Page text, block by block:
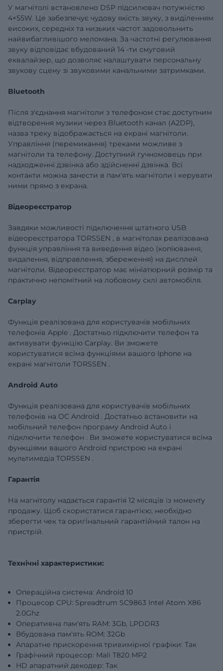
У магнітолі встановлено DSP підсилювач потужністю
4×55W. Це забезпечує чудову якість звуку, з виділенням
високих, середніх та низьких частот задовольнить
найвибагливішого меломана. За частотні регулювання
звуку відповідає вбудований 14 -ти смуговий
еквалайзер, що дозволяє налаштувати персональну
звукову сцену зі звуковими канальними затримками.
Bluetooth
Після з'єднання магнітоли з телефоном стає доступним
відтворення музики через Bluetooth канал (A2DP),
назва треку відображається на екрані магнітоли.
Управління (перемикання) треками можливе з
магнітоли та телефону. Доступний гучномовець при
надходженні дзвінка або здійсненні дзвінка. Всі
контакти можна занести в пам'ять магнітоли і керувати
ними прямо з екрана.
Відеореєстратор
Завдяки можливості підключення штатного USB
відеореєстратора TORSSEN , в магнітолах реалізована
функція управління та виведення відео (копіювання,
видалення, відправлення, збереження) на дисплей
магнітоли. Відеореєстратор має мініатюрний розмір та
практично непомітний на лобовому склі автомобіля.
Carplay
Функція реалізована для користувачів мобільних
телефонів Apple . Достатньо підключити телефон та
активувати функцію Carplay. Ви зможете
користуватися всіма функціями вашого Iphone на
екрані магнітоли TORSSEN .
Android Auto
Функція реалізована для користувачів мобільних
телефонів на ОС Android . Достатньо встановити на
мобільний телефон програму Android Auto і
підключити телефон . Ви зможете користуватися всіма
функціями вашого Android пристрою на екрані
мультимедіа TORSSEN .
Гарантія
На магнітолу надається гарантія 12 місяців із моменту
продажу. Щоб скористатися гарантією, необхідно
зберегти чек та оригінальний гарантійний талон на
пристрій.
Технічні характеристики:
Операційна система: Android 10
Процесор CPU: Spreadtrum SC9863 Intel Atom X86
2.0Ghz
Оперативна пам'ять RAM: 3Gb, LPDDR3
Вбудована пам'ять ROM: 32Gb
Апаратне прискорення тривимірної графіки: Так
Графічний процесор: Mali T820 MP2
HD апаратний декодер: Так